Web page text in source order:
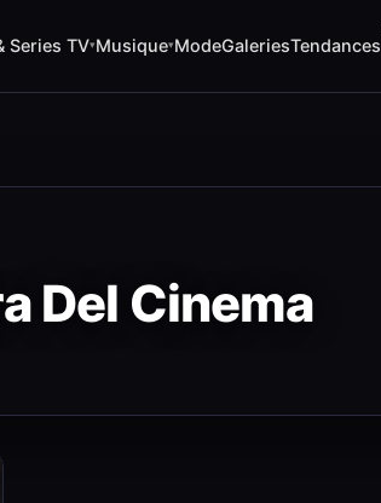
Series TV▾Musique▾ModeGaleriesTendances
Del Cinema